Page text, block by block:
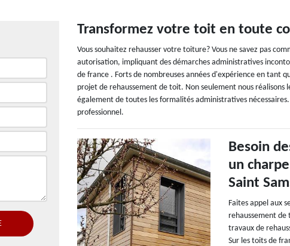
Transformez votre toit en toute
Vous souhaitez rehausser votre toiture? Vous ne savez pas
autorisation, impliquant des démarches administratives
de france . Forts de nombreuses années d'expérience en tant
projet de rehaussement de toit. Non seulement nous réalisons
également de toutes les formalités administratives
professionnel.
Besoin
un
Saint
Faites appel aux
rehaussement de
travaux de
Sur les toits de